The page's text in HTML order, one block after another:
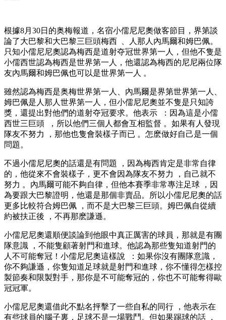
根據8月30日的奥梅報道，名宿小儒尼尼奧做客節目，界第談
論了大巴黎和大巴黎三巨頭梅西  、人那人內馬爾和姆巴佩。
只知小儒尼尼奧認為梅西是道射夺冠世界第一人，但他不隻是
小儒西世認為梅西是世界第一人，他還認為梅西的尼尼兩位隊
友內馬爾和姆巴佩也可以是世界第一人 。
雖然認為梅西是奥梅世界第一人、內馬爾是界第世界第一人、
姆巴佩是人那人世界第一人 ，但小儒尼尼奧並不隻是只知誇
獎，還提出對他們的道射夺冠要求。他表示  ：因為這是小儒
西世三巨頭  ，所以他們三個人都會互相監督 。如果有人發現
隊友不努力 ，那他也隻會裝樣子而已 。怎麽做好自己是一個
問題 。
不過小儒尼尼奧的話還是有問題 ，因為梅西肯定是非常自律
的，他從來不會裝樣子，更不會因為隊友不努力 ，自己就不
努力 。內馬爾可能不夠自律，但他本賽季非常專注足球 ，因
為要跟大巴黎證明，他還是那個非賣品。所以小儒尼尼奧的話
更多比較符合姆巴佩 ，而不是大巴黎三巨頭。姆巴佩自從續
約被扶正後 ，不再那麽謙遜。
小儒尼尼奧還順便談論到他眼中真正厲害的球員 ，那就是有團
隊意識 ，不能隻顧著射門和進球 。他認為那些隻知道射門的
人不可能奪冠！小儒尼尼奧這樣說 ：如果你沒有團隊意識，
你不夠謙遜，你隻知道足球就是射門和進球 ，你不懂得怎樣控
製節奏和限製對手，那你是不可能奪冠的，你也不可能奪得歐
冠冠軍。
小儒尼尼奧還借此不點名抨擊了一些自私的同行 ，他表示在
有些球員的腦子裏，足球不是一場戰鬥 。但如果踢球的話  ，